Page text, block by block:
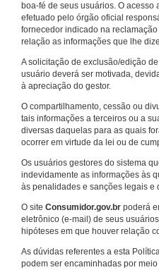
boa-fé de seus usuários. O acesso
efetuado pelo órgão oficial
fornecedor indicado na
relação as informações que lhe
A solicitação de exclusão/edição
usuário deverá ser motivada,
à apreciação do gestor.
O compartilhamento, cessão ou
tais informações a terceiros ou a
diversas daquelas para as quais
ocorrer em virtude da lei ou de
Os usuários gestores do sistema
indevidamente as informações às
às penalidades e sanções legais e
O site Consumidor.gov.br poderá
eletrônico (e-mail) de seus
hipóteses em que houver relação
As dúvidas referentes a esta
podem ser encaminhadas por meio